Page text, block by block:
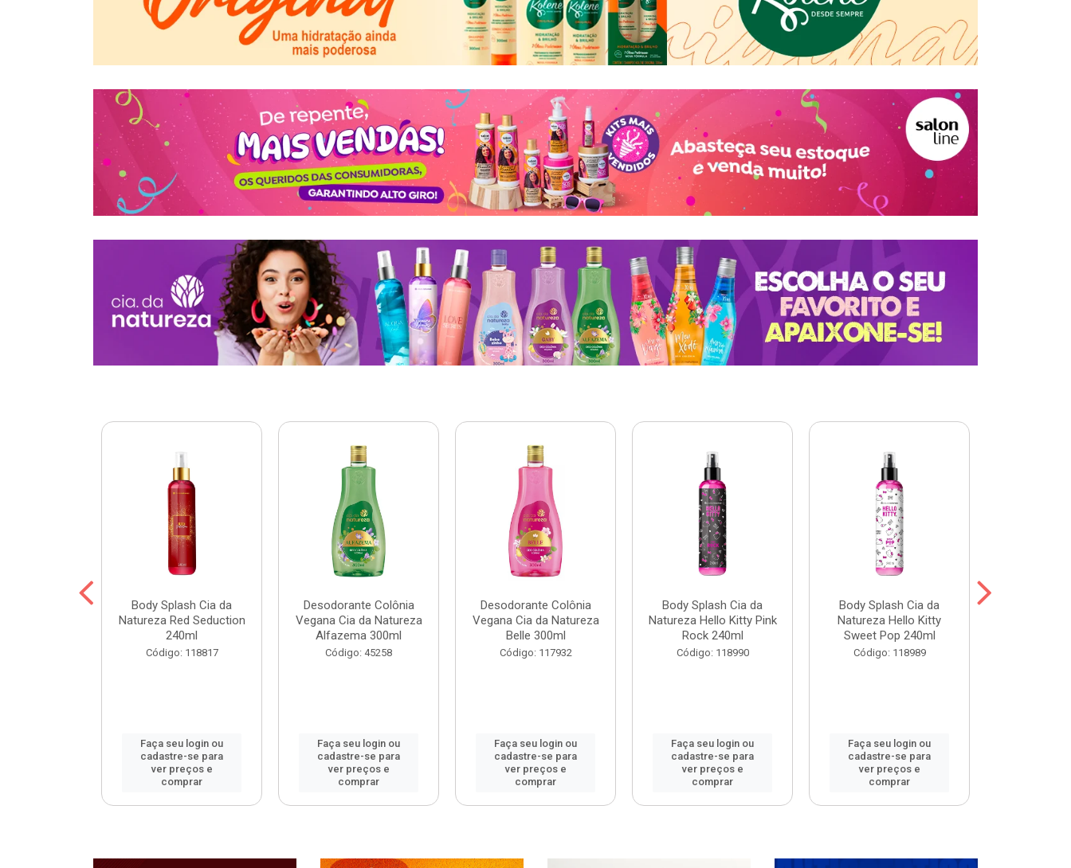
Body Splash Cia da
Natureza Red Seduction
240ml
Código: 118817
Faça seu login ou
cadastre-se para
ver preços e
comprar
Desodorante Colônia
Vegana Cia da Natureza
Alfazema 300ml
Código: 45258
Faça seu login ou
cadastre-se para
ver preços e
comprar
Desodorante Colônia
Vegana Cia da Natureza
Belle 300ml
Código: 117932
Faça seu login ou
cadastre-se para
ver preços e
comprar
Body Splash Cia da
Natureza Hello Kitty Pink
Rock 240ml
Código: 118990
Faça seu login ou
cadastre-se para
ver preços e
comprar
Body Splash Cia da
Natureza Hello Kitty
Sweet Pop 240ml
Código: 118989
Faça seu login ou
cadastre-se para
ver preços e
comprar